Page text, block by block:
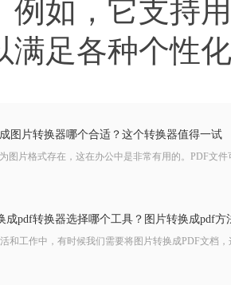
例如，它支持
满足各种个性
图片转换器哪个合适？这个转换器值得一试
片格式存在，这在办公中是非常有用的。PDF文件
成pdf转换器选择哪个工具？图片转换成pdf方
工作中，有时候我们需要将图片转换成PDF文档，